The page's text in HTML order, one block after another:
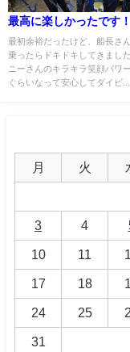
最高に楽しかったです！
最初余裕だったけど、船長さ
乗ったらドキドキしてきまし
ニーさんのキラキラ笑顔パワ
ぐらいなって安心してダイビ...
月 火
3 4
10 11
17 18
24 25
31